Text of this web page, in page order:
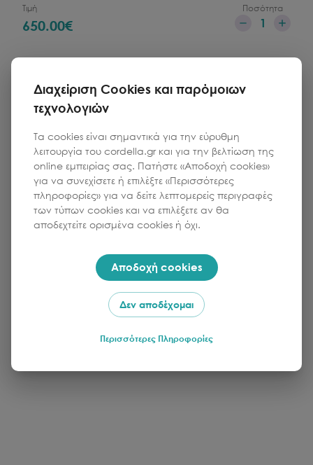
Τιμή
650.00€
Ποσότητα
1
Περισσότερα
Διαχείριση Cookies και παρόμοιων
τεχνολογιών
Τα cookies είναι σημαντικά για την εύρυθμη
λειτουργία του cordella.gr και για την βελτίωση της
online εμπειρίας σας. Πατήστε «Αποδοχή cookies»
για να συνεχίσετε ή επιλέξτε «Περισσότερες
πληροφορίες» για να δείτε λεπτομερείς περιγραφές
των τύπων cookies και να επιλέξετε αν θα
αποδεχτείτε ορισμένα cookies ή όχι.
Αποδοχή cookies
Δεν αποδέχομαι
Περισσότερες Πληροφορίες